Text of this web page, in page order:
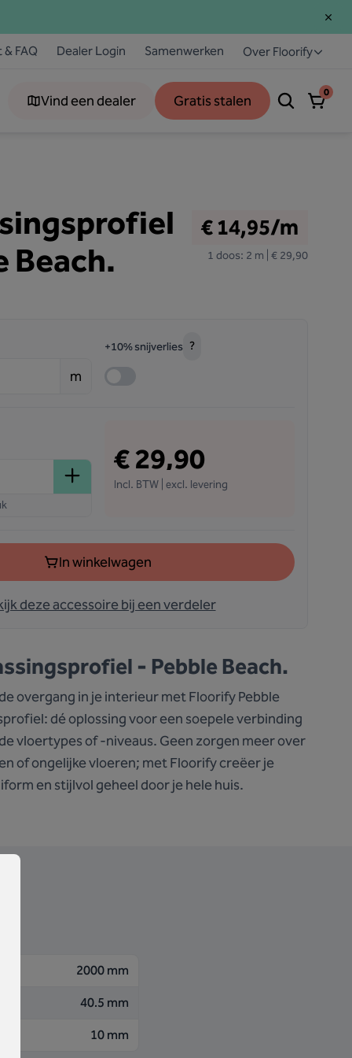
FAQ Dealer Login Samenwerken Over Floorify
Vind een dealer Gratis stalen 0
Beach.
€ 14,95/m
1 doos: 2 m | € 29,90
m
+10% snijverlies ?
€ 29,90
Incl. BTW | excl. levering
In winkelwagen
deze accessoire bij een verdeler
- Pebble Beach.
overgang in je interieur met Floorify Pebble
dé oplossing voor een soepele verbinding
vloertypes of -niveaus. Geen zorgen meer over
of ongelijke vloeren; met Floorify creëer je
en stijlvol geheel door je hele huis.
2000 mm
40.5 mm
10 mm